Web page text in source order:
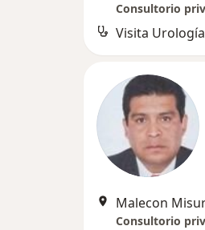
Consultorio
Visita Urología
Consultorio